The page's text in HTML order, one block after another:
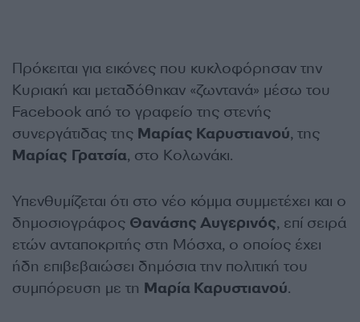
Πρόκειται για εικόνες που κυκλοφόρησαν την
Κυριακή και μεταδόθηκαν «ζωντανά» μέσω του
Facebook από το γραφείο της στενής
συνεργάτιδας της Μαρίας Καρυστιανού, της
Μαρίας Γρατσία, στο Κολωνάκι.
Υπενθυμίζεται ότι στο νέο κόμμα συμμετέχει και ο
δημοσιογράφος Θανάσης Αυγερινός, επί σειρά
ετών ανταποκριτής στη Μόσχα, ο οποίος έχει
ήδη επιβεβαιώσει δημόσια την πολιτική του
συμπόρευση με τη Μαρία Καρυστιανού.